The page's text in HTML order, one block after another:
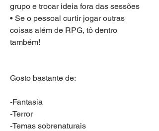
grupo e trocar ideia fora das sessões
• Se o pessoal curtir jogar outras
coisas além de RPG, tô dentro
também!
Gosto bastante de:
-Fantasia
-Terror
-Temas sobrenaturais